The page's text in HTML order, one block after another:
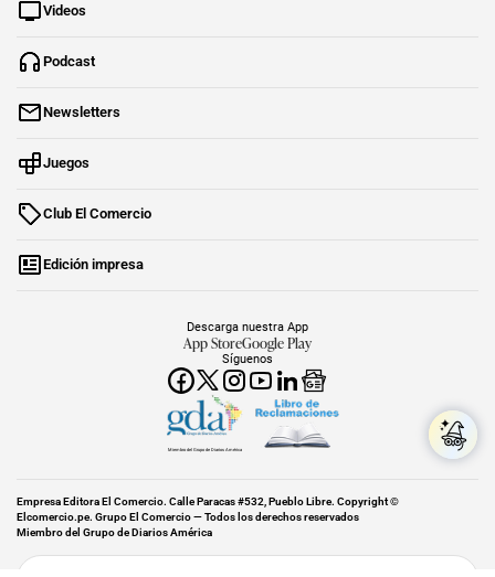
Videos
Podcast
Newsletters
Juegos
Club El Comercio
Edición impresa
Síguenos
Descarga nuestra App
App StoreGoogle Play
Miembro del Grupo de Diarios América
Empresa Editora El Comercio. Calle Paracas #532, Pueblo Libre. Copyright ©
Elcomercio.pe. Grupo El Comercio — Todos los derechos reservados
Miembro del Grupo de Diarios América